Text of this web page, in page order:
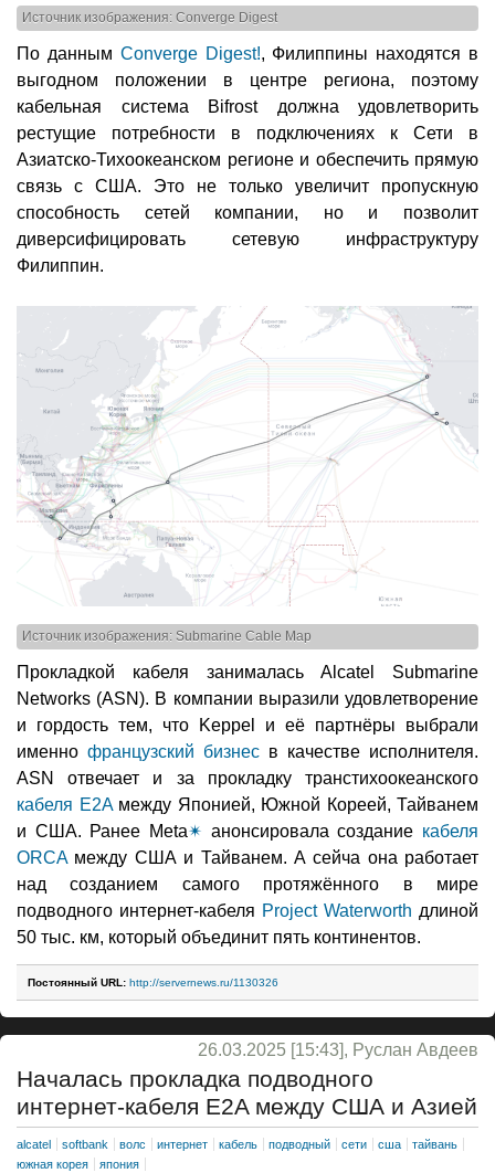
Источник изображения: Converge Digest
По данным Converge Digest!, Филиппины находятся в
выгодном положении в центре региона, поэтому
кабельная система Bifrost должна удовлетворить
рестущие потребности в подключениях к Сети в
Азиатско-Тихоокеанском регионе и обеспечить прямую
связь с США. Это не только увеличит пропускную
способность сетей компании, но и позволит
диверсифицировать сетевую инфраструктуру
Филиппин.
Источник изображения: Submarine Cable Map
Прокладкой кабеля занималась Alcatel Submarine
Networks (ASN). В компании выразили удовлетворение
и гордость тем, что Keppel и её партнёры выбрали
именно французский бизнес в качестве исполнителя.
ASN отвечает и за прокладку транстихоокеанского
кабеля E2Aмежду Японией, Южной Кореей, Тайванем
и США. Ранее Meta✴ анонсировала создание кабеля
ORCAмежду США и Тайванем. А сейча она работает
над созданием самого протяжённого в мире
подводного интернет-кабеля Project Waterworth длиной
50 тыс. км, который объединит пять континентов.
Постоянный URL: http://servernews.ru/1130326
26.03.2025 [15:43], Руслан Авдеев
Началась прокладка подводного
интернет-кабеля E2A между США и Азией
alcatel softbank волс интернет кабель подводный сети сша
тайвань
южная корея
япония